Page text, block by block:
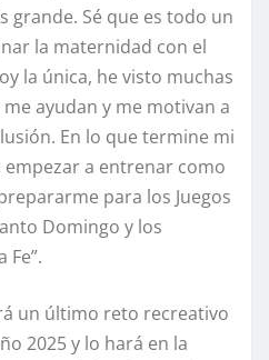
grande. Sé que es todo un
la maternidad con el
la única, he visto muchas
ayudan y me motivan a
En lo que termine mi
a entrenar como
para los Juegos
Domingo y los
Fe”.
un último reto recreativo
2025 y lo hará en la